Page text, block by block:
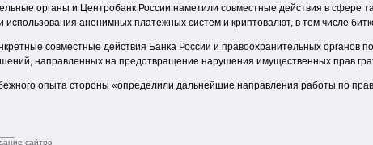
органы и Центробанк России наметили совместные действия в сфере
использования анонимных платежных систем и криптовалют, в том числе
совместные действия Банка России и правоохранительных
направленных на предотвращение нарушения имущественных прав
опыта стороны «определили дальнейшие направления работы по
сайтов